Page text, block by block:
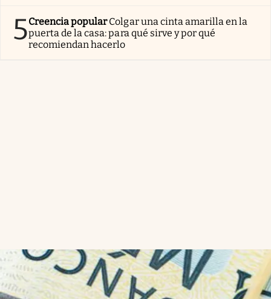
5Creencia popularColgar una cinta amarilla en la
puerta de la casa: para qué sirve y por qué
recomiendan hacerlo